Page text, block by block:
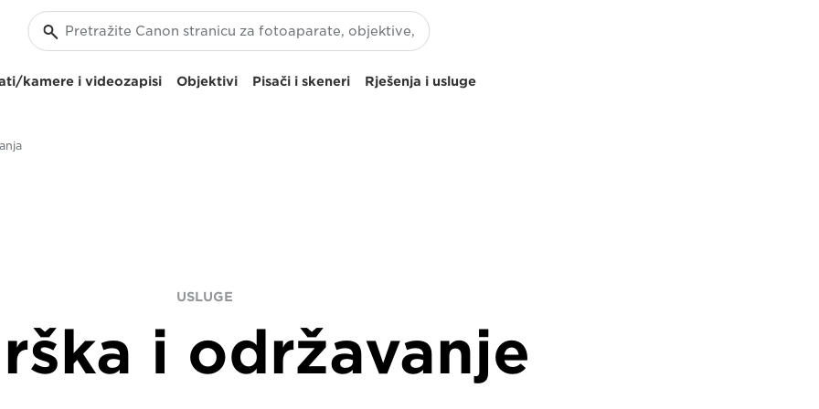
kamere i videozapisi Objektivi Pisači i skeneri Rješenja i usluge
USLUGE
i održavanje